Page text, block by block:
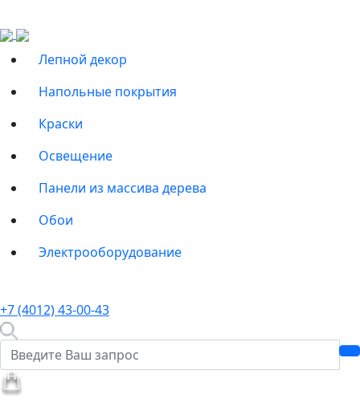
Лепной декор
Напольные покрытия
Краски
Освещение
Панели из массива дерева
Обои
Электрооборудование
+7 (4012) 43-00-43